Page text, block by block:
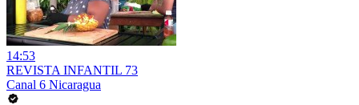
14:53
REVISTA INFANTIL 73
Canal 6 Nicaragua